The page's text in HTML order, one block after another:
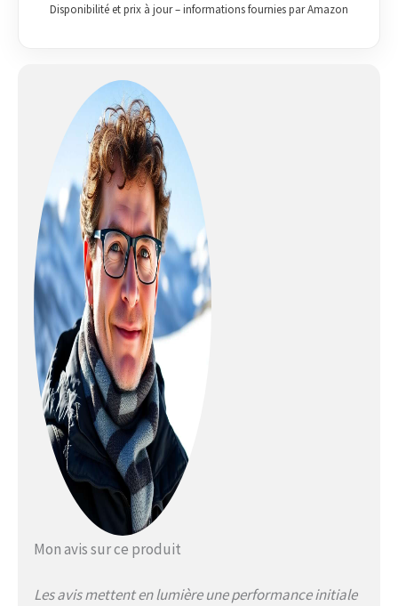
Disponibilité et prix à jour – informations fournies par Amazon
Mon avis sur ce produit
Les avis mettent en lumière une performance initiale